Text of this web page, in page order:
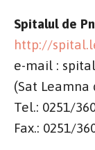
Spitalul de
http://
e-mail :
(Sat Leamna
Tel.: 0251/
Fax.: 0251/